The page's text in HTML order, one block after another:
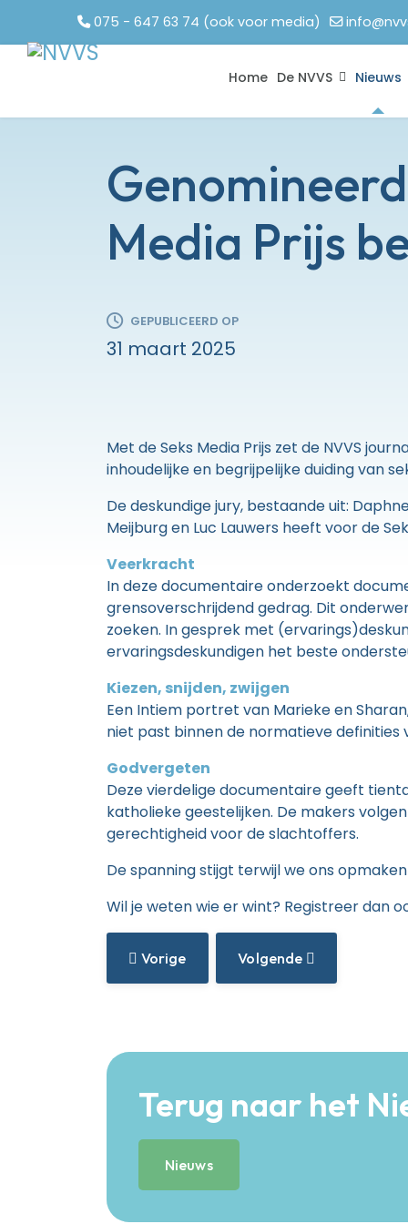
075 - 647 63 74 (ook voor media)
Home De NVVS Nieuws
Media Prijs
GEPUBLICEERD OP
31 maart 2025
Met de Seks Media Prijs zet de NVVS
inhoudelijke en begrijpelijke duiding van
De deskundige jury, bestaande uit:
Meijburg en Luc Lauwers heeft voor de
Veerkracht
In deze documentaire onderzoekt
grensoverschrijdend gedrag. Dit
zoeken. In gesprek met
ervaringsdeskundigen het beste
Kiezen, snijden, zwijgen
Een Intiem portret van Marieke en
niet past binnen de normatieve definities
Godvergeten
Deze vierdelige documentaire geeft
katholieke geestelijken. De makers
gerechtigheid voor de slachtoffers.
De spanning stijgt terwijl we ons
Wil je weten wie er wint? Registreer dan
Vorig Artikel: Week Van De Lentekriebels
Vorige Volgende Artikel:
Volgende
Terug naar het
Nieuws